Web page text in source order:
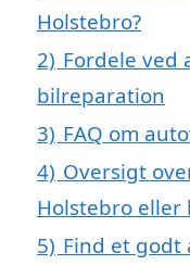
Holstebro?
2) Fordele ved
bilreparation
3) FAQ om
4) Oversigt
Holstebro eller
5) Find et